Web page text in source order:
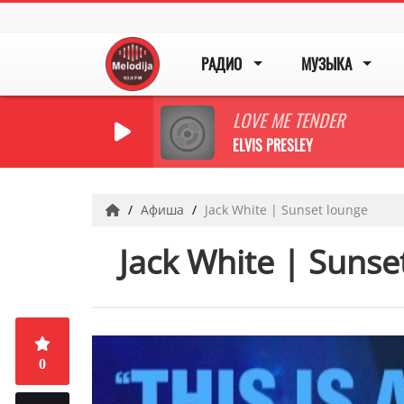
РАДИО МУЗЫКА
LOVE ME TENDER
ELVIS PRESLEY
Афиша Jack White | Sunset lounge
Jack White |
0